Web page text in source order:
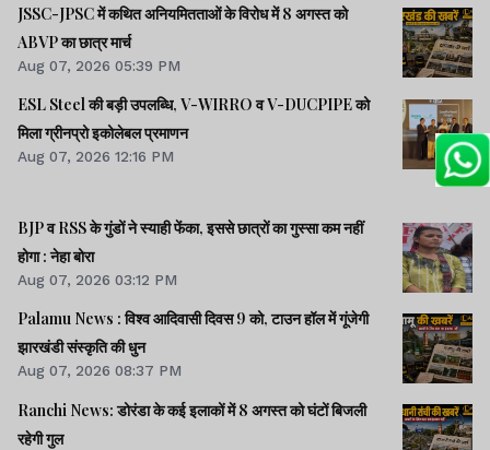
JSSC-JPSC में कथित अनियमितताओं के विरोध में 8 अगस्त को
ABVP का छात्र मार्च
Aug 07, 2026 05:39 PM
ESL Steel की बड़ी उपलब्धि, V-WIRRO व V-DUCPIPE को
मिला ग्रीनप्रो इकोलेबल प्रमाणन
Aug 07, 2026 12:16 PM
BJP व RSS के गुंडों ने स्याही फेंका, इससे छात्रों का गुस्सा कम नहीं
होगा : नेहा बोरा
Aug 07, 2026 03:12 PM
Palamu News : विश्व आदिवासी दिवस 9 को, टाउन हॉल में गूंजेगी
झारखंडी संस्कृति की धुन
Aug 07, 2026 08:37 PM
Ranchi News: डोरंडा के कई इलाकों में 8 अगस्त को घंटों बिजली
रहेगी गुल